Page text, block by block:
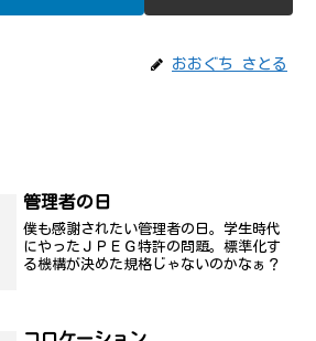
おおぐち さとる
管理者の日
僕も感謝されたい管理者の日。学生時代
にやったＪＰＥＧ特許の問題。標準化す
る機構が決めた規格じゃないのかなぁ？